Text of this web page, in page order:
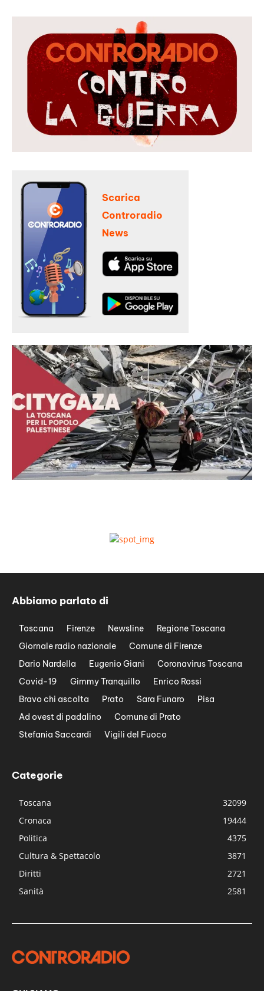
Scarica
Controradio
News
Abbiamo parlato di
Toscana Firenze Newsline
Regione Toscana
Giornale radio nazionale
Comune di Firenze
Dario Nardella
Eugenio Giani
Coronavirus Toscana
Covid-19
Gimmy Tranquillo
Enrico Rossi
Bravo chi ascolta
Prato Sara Funaro
Pisa
Ad ovest di padalino
Comune di Prato
Stefania Saccardi
Vigili del Fuoco
Categorie
Toscana
32099
Cronaca
19444
Politica
4375
Cultura & Spettacolo
3871
Diritti
2721
Sanità
2581